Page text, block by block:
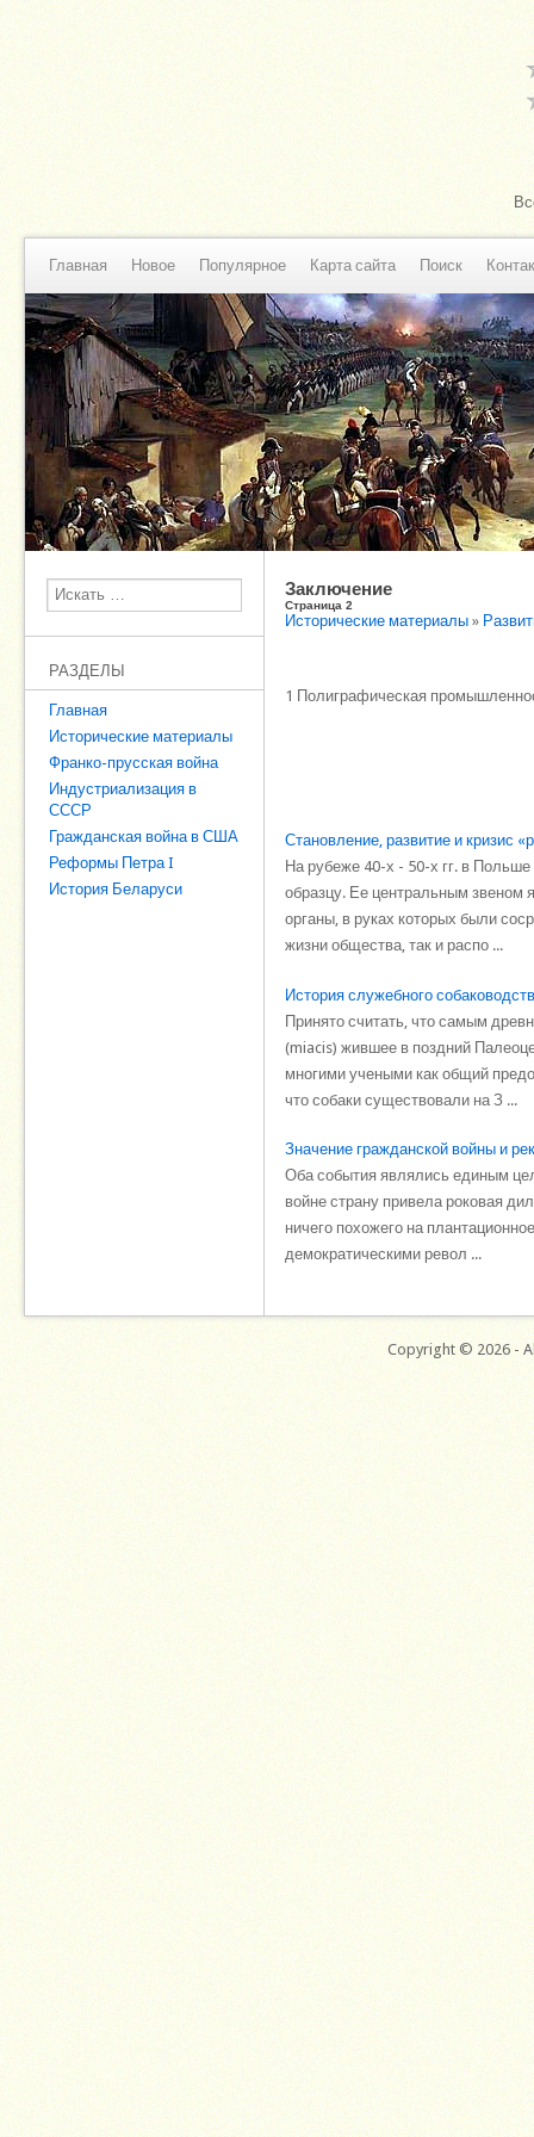
Главная Новое Популярное Карта сайта Поиск
Поиск
РАЗДЕЛЫ
Главная
Исторические материалы
Франко-прусская война
Индустриализация в
СССР
Гражданская война в США
Реформы Петра I
История Беларуси
Заключение
Страница 2
Исторические материалы »
1 Полиграфическая
Становление, развитие и кризис
На рубеже 40-х - 50-х гг. в
образцу. Ее центральным звеном
органы, в руках которых были
жизни общества, так и распо ...
История служебного
Принято считать, что самым
(miacis) жившее в поздний
многими учеными как общий
что собаки существовали на З ...
Значение гражданской войны и
Оба события являлись единым
войне страну привела роковая
ничего похожего на
демократическими револ ...
Copyright © 2026 -